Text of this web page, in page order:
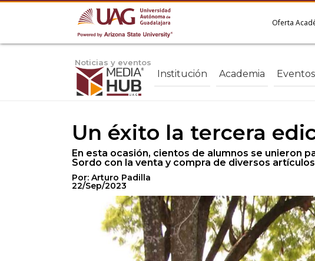
Oferta
Noticias y eventos
Institución Academia Eventos
Un éxito la tercera
En esta ocasión, cientos de alumnos se unieron
Sordo con la venta y compra de diversos
Por: Arturo Padilla
22/Sep/2023